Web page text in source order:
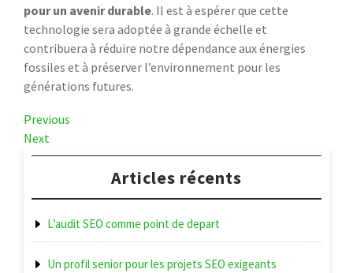
pour un avenir durable. Il est à espérer que cette
technologie sera adoptée à grande échelle et
contribuera à réduire notre dépendance aux énergies
fossiles et à préserver l’environnement pour les
générations futures.
Navigation
de
l’article
Previous
Post
Previous
Next
Post
Next
Articles récents
L’audit SEO comme point de depart
Un profil senior pour les projets SEO exigeants